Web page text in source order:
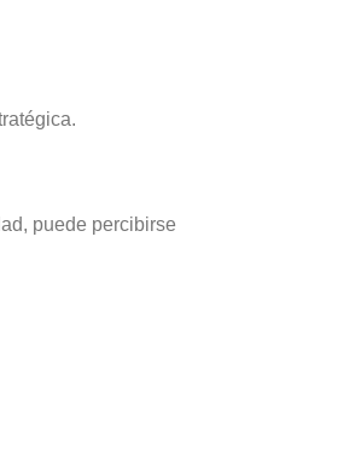
puede percibirse